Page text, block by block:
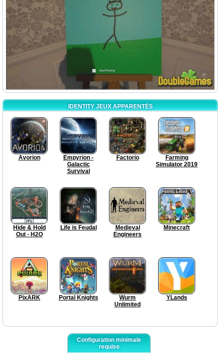
IDENTITY JEUX APPARENTÉS
Avorion
Empyrion -
Galactic
Survival
Factorio
Farming
Simulator 2019
Hide & Hold
Out - H2O
Life is Feudal
Medieval
Engineers
Minecraft
PixARK Portal Knights
Wurm
Unlimited
YLands
Configuration minimale
requise